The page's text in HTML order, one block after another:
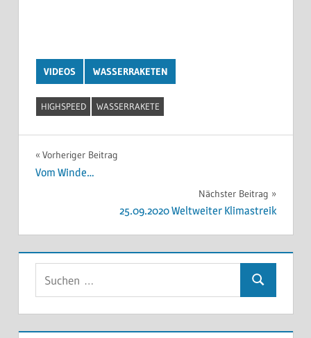
VIDEOS WASSERRAKETEN
HIGHSPEED WASSERRAKETE
Beitragsnavigation
Vorheriger Beitrag
Vom Winde…
Nächster Beitrag
25.09.2020 Weltweiter Klimastreik
Suchen